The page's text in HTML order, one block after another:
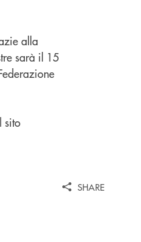
alla
sarà il 15
sito
SHARE